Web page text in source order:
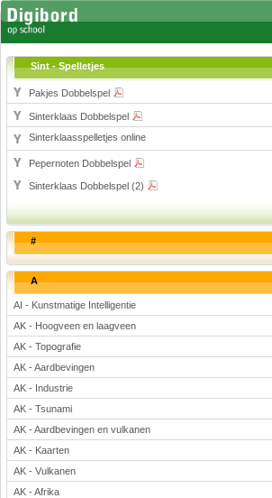
Vakken
Aardrijkskunde
Biologie
Frans, Duits, Chinees, Spaans
Handvaardigheid en Tekenen
Kunst en Cultuur
Levensbeschouwing
Lichamelijke opvoeding
Muziek
Natuurkunde
Nederlands
Rekenen
Scheikunde
Sport
Techniek
Sint - Spelletjes
Pakjes Dobbelspel
Sinterklaas Dobbelspel
Sinterklaasspelletjes online
Pepernoten Dobbelspel
Sinterklaas Dobbelspel (2)
#
A
AI - Kunstmatige Intelligentie
AK - Hoogveen en laagveen
AK - Topografie
AK - Aardbevingen
AK - Industrie
AK - Tsunami
AK - Aardbevingen en vulkanen
AK - Kaarten
AK - Vulkanen
AK - Afrika